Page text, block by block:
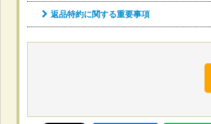
返品特約に関する重要事項